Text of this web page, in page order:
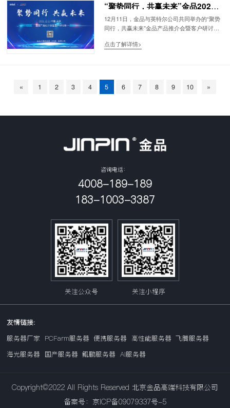
“聚势同行，共赢未来”金品2021
客户研讨会成功举办
12月11日，金品与英特尔公司共同举办的“聚势
同行，共赢未来”金品产品推介会暨客户研讨
各地的重要客户齐聚一堂，共同交流研讨当下主
点击了解详情>
« 1 2 3 4 5 6 7 8 9 10 »
咨询电话：
4008-189-189
183-1003-3387
关注公众号 关注小程序
友情链接:
服务器厂家
PCFarm服务器 便携服务器 高性能服务器 飞腾服务器
海光服务器 国产服务器 鲲鹏服务器 AI服务器
Copyright©2022 All Rights Reserved 北京金品高端科技有限公司
备案号：京ICP备09079337号-5